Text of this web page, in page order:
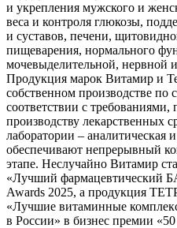
и укрепления мужского и
веса и контроля глюкозы,
и суставов, печени,
пищеварения, нормального
мочевыделительной, нервной
Продукция марок Витамир и
собственном производстве по
соответствии с
производству лекарственных
лаборатории – аналитическая
обеспечивают непрерывный
этапе. Неслучайно Витамир
«Лучший фармацевтический
Awards 2025, а продукция
«Лучшие витаминные
в России» в бизнес премии